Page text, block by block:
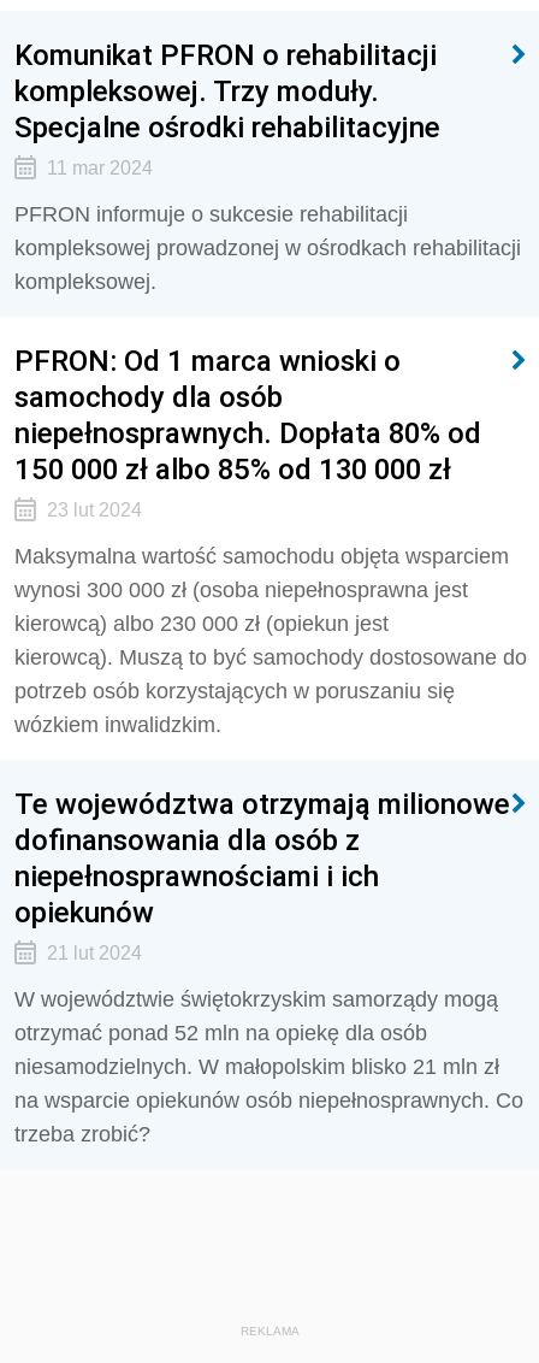
Komunikat PFRON o rehabilitacji
kompleksowej. Trzy moduły.
Specjalne ośrodki rehabilitacyjne
11 mar 2024
PFRON informuje o sukcesie rehabilitacji
kompleksowej prowadzonej w ośrodkach rehabilitacji
kompleksowej.
PFRON: Od 1 marca wnioski o
samochody dla osób
niepełnosprawnych. Dopłata 80% od
150 000 zł albo 85% od 130 000 zł
23 lut 2024
Maksymalna wartość samochodu objęta wsparciem
wynosi 300 000 zł (osoba niepełnosprawna jest
kierowcą) albo 230 000 zł (opiekun jest
kierowcą). Muszą to być samochody dostosowane do
potrzeb osób korzystających w poruszaniu się
wózkiem inwalidzkim.
Te województwa otrzymają milionowe
dofinansowania dla osób z
niepełnosprawnościami i ich
opiekunów
21 lut 2024
W województwie świętokrzyskim samorządy mogą
otrzymać ponad 52 mln na opiekę dla osób
niesamodzielnych. W małopolskim blisko 21 mln zł
na wsparcie opiekunów osób niepełnosprawnych. Co
trzeba zrobić?
REKLAMA